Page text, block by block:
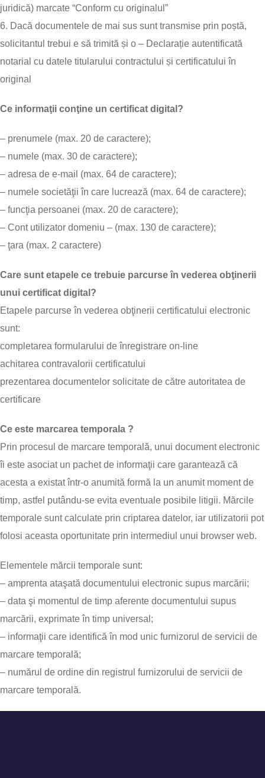
juridică) marcate “Conform cu originalul”
6. Dacă documentele de mai sus sunt transmise prin poștă,
solicitantul trebui e să trimită și o – Declarație autentificată
notarial cu datele titularului contractului și certificatului în
original
Ce informaţii conţine un certificat digital?
– prenumele (max. 20 de caractere);
– numele (max. 30 de caractere);
– adresa de e-mail (max. 64 de caractere);
– numele societăţii în care lucrează (max. 64 de caractere);
– funcţia persoanei (max. 20 de caractere);
– Cont utilizator domeniu – (max. 130 de caractere);
– ţara (max. 2 caractere)
Care sunt etapele ce trebuie parcurse în vederea obţinerii
unui certificat digital?
Etapele parcurse în vederea obţinerii certificatului electronic
sunt:
completarea formularului de înregistrare on-line
achitarea contravalorii certificatului
prezentarea documentelor solicitate de către autoritatea de
certificare
Ce este marcarea temporala ?
Prin procesul de marcare temporală, unui document electronic
îi este asociat un pachet de informaţii care garantează că
acesta a existat într-o anumită formă la un anumit moment de
timp, astfel putându-se evita eventuale posibile litigii. Mărcile
temporale sunt calculate prin criptarea datelor, iar utilizatorii pot
folosi aceasta oportunitate prin intermediul unui browser web.
Elementele mărcii temporale sunt:
– amprenta ataşată documentului electronic supus marcării;
– data şi momentul de timp aferente documentului supus
marcării, exprimate în timp universal;
– informaţii care identifică în mod unic furnizorul de servicii de
marcare temporală;
– numărul de ordine din registrul furnizorului de servicii de
marcare temporală.